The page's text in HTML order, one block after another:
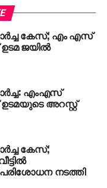
നേതാക്കളായ
അരുണ്‍
കേസ്; എം എസ്
ജയില്‍
എംഎസ്
അറസ്റ്റ്
കേസ്;
നടത്തി